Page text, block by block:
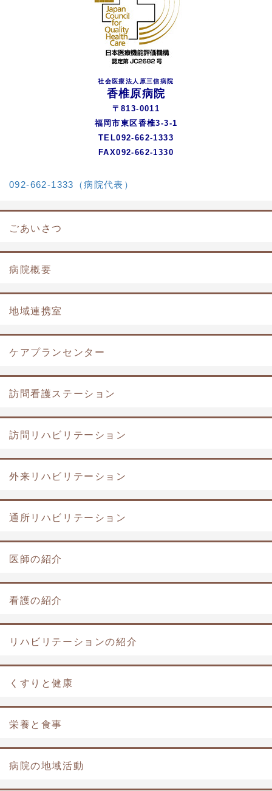
社会医療法人原三信病院
香椎原病院
〒813-0011
福岡市東区香椎3-3-1
TEL092-662-1333
FAX092-662-1330
092-662-1333（病院代表）
ごあいさつ
病院概要
地域連携室
ケアプランセンター
訪問看護ステーション
訪問リハビリテーション
外来リハビリテーション
通所リハビリテーション
医師の紹介
看護の紹介
リハビリテーションの紹介
くすりと健康
栄養と食事
病院の地域活動